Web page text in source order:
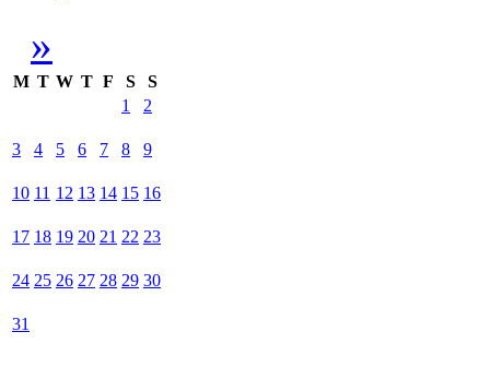
»
M T W T F S
S
1
2
3 4 5 6 7 8 9
10 11 12 13 14 15 16
17 18 19 20 21 22 23
24 25 26 27 28 29 30
31